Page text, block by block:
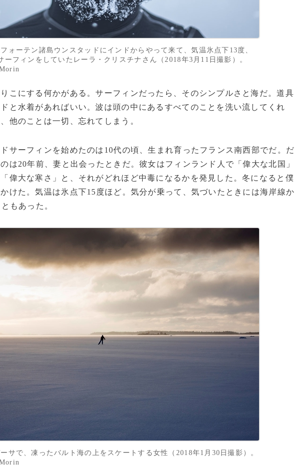
ォーテン諸島ウンスタッドにインドからやって来て、気温氷点下13度、
ーフィンをしていたレーラ・クリスチナさん（2018年3月11日撮影）。
こにする何かがある。サーフィンだったら、そのシンプルさと海だ。道具
と水着があればいい。波は頭の中にあるすべてのことを洗い流してくれ
他のことは一切、忘れてしまう。
サーフィンを始めたのは10代の頃、生まれ育ったフランス南西部でだ。だ
は20年前、妻と出会ったときだ。彼女はフィンランド人で「偉大な北国」
偉大な寒さ」と、それがどれほど中毒になるかを発見した。冬になると僕
けた。気温は氷点下15度ほど。気分が乗って、気づいたときには海岸線か
もあった。
サで、凍ったバルト海の上をスケートする女性（2018年1月30日撮影）。